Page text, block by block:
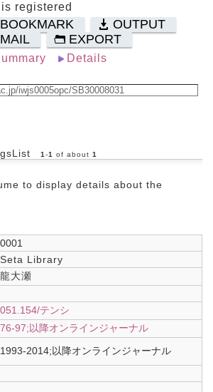
registered
BOOKMARK
OUTPUT
MAIL
EXPORT
Details
1 -1 of about 1
to display details about the
0001
Seta Library
龍大瀬
051.154/テンシ
76-97;以降オンラインジャーナル
1993-2014;以降オンラインジャーナル